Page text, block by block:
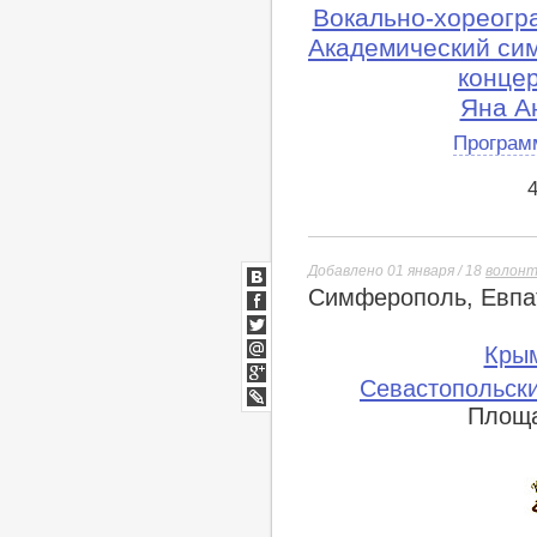
Вокально-
Академический
Яна
Добавлено 01 января / 18
Симферополь,
ВКонтакте
Facebook
Twitter
Мой
Мир
Google+
lj